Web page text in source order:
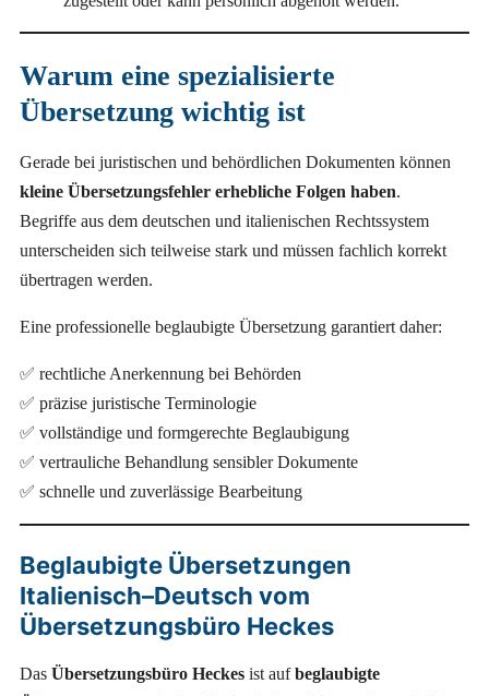
Warum eine spezialisierte
Übersetzung wichtig ist
Gerade bei juristischen und behördlichen Dokumenten können
kleine Übersetzungsfehler erhebliche Folgen haben.
Begriffe aus dem deutschen und italienischen Rechtssystem
unterscheiden sich teilweise stark und müssen fachlich korrekt
übertragen werden.
Eine professionelle beglaubigte Übersetzung garantiert daher:
✅ rechtliche Anerkennung bei Behörden
✅ präzise juristische Terminologie
✅ vollständige und formgerechte Beglaubigung
✅ vertrauliche Behandlung sensibler Dokumente
✅ schnelle und zuverlässige Bearbeitung
Beglaubigte Übersetzungen
Italienisch–Deutsch vom
Übersetzungsbüro Heckes
Das Übersetzungsbüro Heckes ist aufbeglaubigte